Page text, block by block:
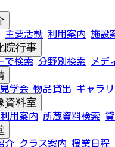
主要活動 利用案内 施設
院行事
で検索 分野別検索 メデ
見学会 物品貸出 ギャラリ
資料室
利用案内 所蔵資料検索
介 クラス案内 授業日程